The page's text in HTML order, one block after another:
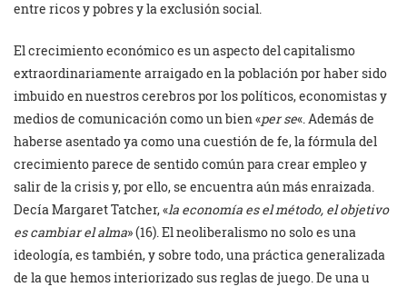
entre ricos y pobres y la exclusión social.
El crecimiento económico es un aspecto del capitalismo
extraordinariamente arraigado en la población por haber sido
imbuido en nuestros cerebros por los políticos, economistas y
medios de comunicación como un bien «per se«. Además de
haberse asentado ya como una cuestión de fe, la fórmula del
crecimiento parece de sentido común para crear empleo y
salir de la crisis y, por ello, se encuentra aún más enraizada.
Decía Margaret Tatcher, «la economía es el método, el objetivo
es cambiar el alma» (16). El neoliberalismo no solo es una
ideología, es también, y sobre todo, una práctica generalizada
de la que hemos interiorizado sus reglas de juego. De una u